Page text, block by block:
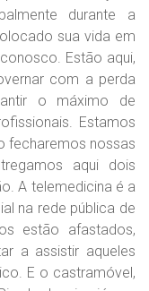
durante a
sua vida em
Estão aqui,
com a perda
o máximo de
Estamos
fecharemos nossas
aqui dois
A telemedicina é a
na rede pública de
estão afastados,
a assistir aqueles
E o castramóvel,